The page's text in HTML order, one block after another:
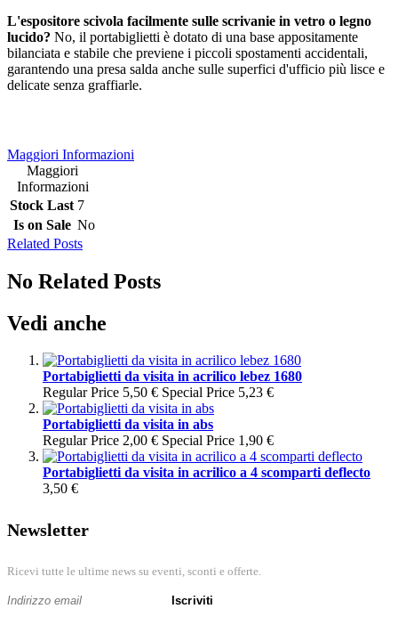
L'espositore scivola facilmente sulle scrivanie in vetro o legno
lucido? No, il portabiglietti è dotato di una base appositamente
bilanciata e stabile che previene i piccoli spostamenti accidentali,
garantendo una presa salda anche sulle superfici d'ufficio più lisce e
delicate senza graffiarle.
Maggiori Informazioni
Maggiori
Informazioni
Stock Last 7
Is on Sale No
Related Posts
No Related Posts
Vedi anche
Portabiglietti da visita in acrilico lebez 1680
Regular Price 5,50 € Special Price 5,23 €
Portabiglietti da visita in abs
Regular Price 2,00 € Special Price 1,90 €
Portabiglietti da visita in acrilico a 4 scomparti deflecto
3,50 €
Newsletter
Ricevi tutte le ultime news su eventi, sconti e offerte.
Iscriviti